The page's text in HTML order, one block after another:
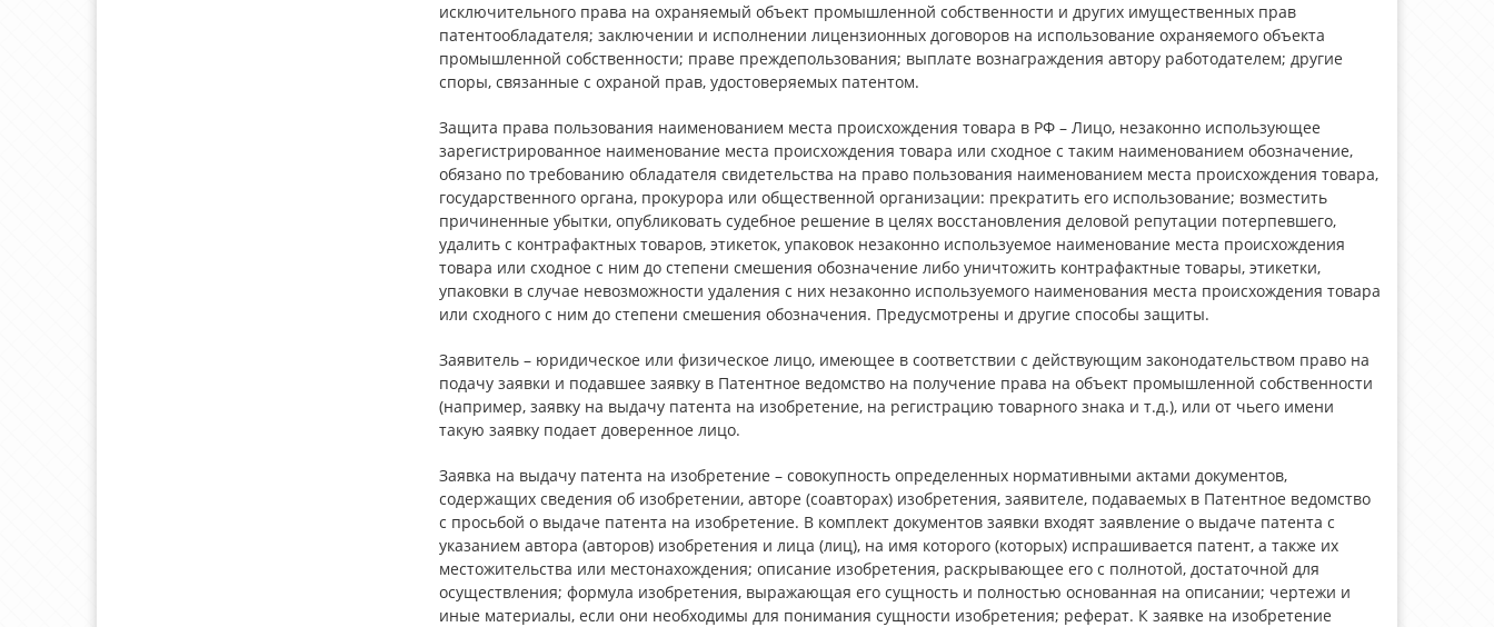
исключительного права на охраняемый объект промышленной собственности и других имущественных прав
патентообладателя; заключении и исполнении лицензионных договоров на использование охраняемого объекта
промышленной собственности; праве преждепользования; выплате вознаграждения автору работодателем; другие
споры, связанные с охраной прав, удостоверяемых патентом.
Защита права пользования наименованием места происхождения товара в РФ – Лицо, незаконно использующее
зарегистрированное наименование места происхождения товара или сходное с таким наименованием обозначение,
обязано по требованию обладателя свидетельства на право пользования наименованием места происхождения товара,
государственного органа, прокурора или общественной организации: прекратить его использование; возместить
причиненные убытки, опубликовать судебное решение в целях восстановления деловой репутации потерпевшего,
удалить с контрафактных товаров, этикеток, упаковок незаконно используемое наименование места происхождения
товара или сходное с ним до степени смешения обозначение либо уничтожить контрафактные товары, этикетки,
упаковки в случае невозможности удаления с них незаконно используемого наименования места происхождения товара
или сходного с ним до степени смешения обозначения. Предусмотрены и другие способы защиты.
Заявитель – юридическое или физическое лицо, имеющее в соответствии с действующим законодательством право на
подачу заявки и подавшее заявку в Патентное ведомство на получение права на объект промышленной собственности
(например, заявку на выдачу патента на изобретение, на регистрацию товарного знака и т.д.), или от чьего имени
такую заявку подает доверенное лицо.
Заявка на выдачу патента на изобретение – совокупность определенных нормативными актами документов,
содержащих сведения об изобретении, авторе (соавторах) изобретения, заявителе, подаваемых в Патентное ведомство
с просьбой о выдаче патента на изобретение. В комплект документов заявки входят заявление о выдаче патента с
указанием автора (авторов) изобретения и лица (лиц), на имя которого (которых) испрашивается патент, а также их
местожительства или местонахождения; описание изобретения, раскрывающее его с полнотой, достаточной для
осуществления; формула изобретения, выражающая его сущность и полностью основанная на описании; чертежи и
иные материалы, если они необходимы для понимания сущности изобретения; реферат. К заявке на изобретение